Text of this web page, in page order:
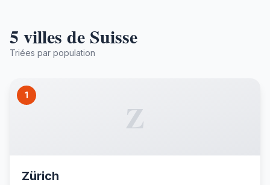
5 villes de Suisse
Triées par population
1
Z
Zürich